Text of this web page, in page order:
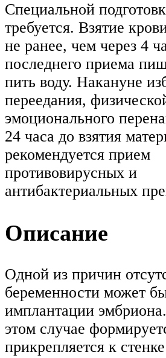
Специальной
требуется. Взятие
не ранее, чем через 4
последнего приема
пить воду. Накануне
переедания,
эмоционального
24 часа до взятия
рекомендуется прием
противовирусных и
антибактериальных
Описание
Одной из причин
беременности может
имплантации
этом случае
прикрепляется к